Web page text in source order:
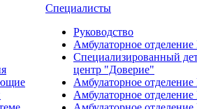
Специалисты
Руководство
Амбулаторное
Специализированный
центр "Доверие"
Амбулаторное
Амбулаторное